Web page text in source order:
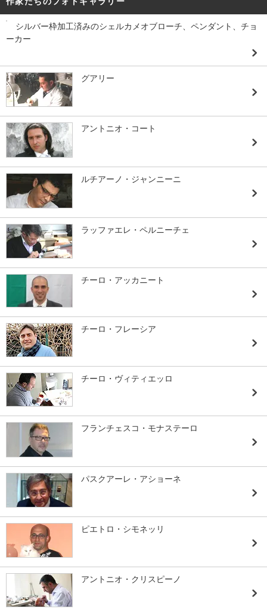
シルバー枠加工済みのシェルカメオブローチ、ペンダント、チョ
ーカー
グアリー
アントニオ・コート
ルチアーノ・ジャンニーニ
ラッファエレ・ペルニーチェ
チーロ・アッカニート
チーロ・フレーシア
チーロ・ヴィティエッロ
フランチェスコ・モナステーロ
パスクアーレ・アショーネ
ピエトロ・シモネッリ
アントニオ・クリスピーノ